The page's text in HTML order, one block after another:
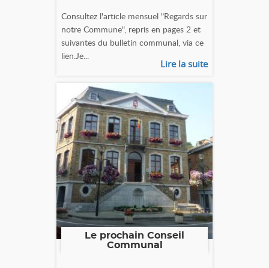
Consultez l'article mensuel "Regards sur
notre Commune", repris en pages 2 et
suivantes du bulletin communal, via ce
lien.Je...
Lire la suite
Le prochain Conseil
Communal